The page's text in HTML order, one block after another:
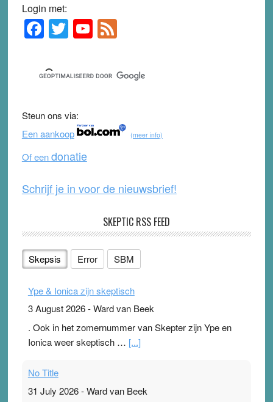
Login met:
Primary
Sidebar
F
a
c
e
b
o
o
k
T
wi
tt
er
Y
o
u
T
b
e
F
e
d
Steun ons via:
Een aankoop
(meer info)
Of eendonatie
Schrijf je in voor de nieuwsbrief!
SKEPTIC RSS FEED
Skepsis Error SBM
Ype & Ionica zijn skeptisch
3 August 2026-Ward van Beek
. Ook in het zomernummer van Skepter zijn Ype en
Ionica weer skeptisch … [...]
No Title
31 July 2026-Ward van Beek